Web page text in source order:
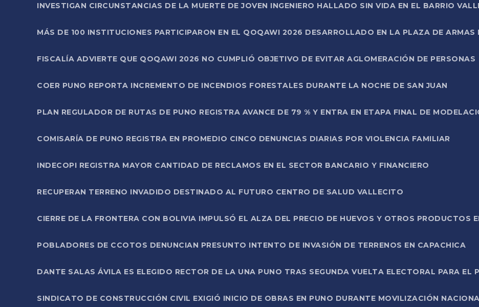
INVESTIGAN CIRCUNSTANCIAS DE LA MUERTE DE JOVEN INGENIERO HALLADO SIN VIDA EN EL BARRIO
MÁS DE 100 INSTITUCIONES PARTICIPARON EN EL QOQAWI 2026 DESARROLLADO EN LA PLAZA DE ARMAS
FISCALÍA ADVIERTE QUE QOQAWI 2026 NO CUMPLIÓ OBJETIVO DE EVITAR AGLOMERACIÓN DE PERSONAS
COER PUNO REPORTA INCREMENTO DE INCENDIOS FORESTALES DURANTE LA NOCHE DE SAN JUAN
PLAN REGULADOR DE RUTAS DE PUNO REGISTRA AVANCE DE 79 % Y ENTRA EN ETAPA FINAL DE
COMISARÍA DE PUNO REGISTRA EN PROMEDIO CINCO DENUNCIAS DIARIAS POR VIOLENCIA FAMILIAR
INDECOPI REGISTRA MAYOR CANTIDAD DE RECLAMOS EN EL SECTOR BANCARIO Y FINANCIERO
RECUPERAN TERRENO INVADIDO DESTINADO AL FUTURO CENTRO DE SALUD VALLECITO
CIERRE DE LA FRONTERA CON BOLIVIA IMPULSÓ EL ALZA DEL PRECIO DE HUEVOS Y OTROS PRODUCTOS
POBLADORES DE CCOTOS DENUNCIAN PRESUNTO INTENTO DE INVASIÓN DE TERRENOS EN CAPACHICA
DANTE SALAS ÁVILA ES ELEGIDO RECTOR DE LA UNA PUNO TRAS SEGUNDA VUELTA ELECTORAL PARA EL
SINDICATO DE CONSTRUCCIÓN CIVIL EXIGIÓ INICIO DE OBRAS EN PUNO DURANTE MOVILIZACIÓN